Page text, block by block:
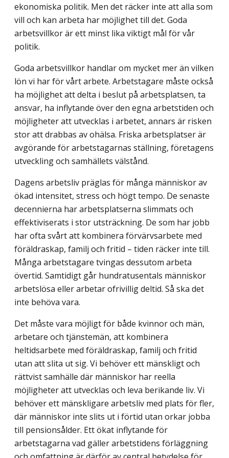
ekonomiska politik. Men det räcker inte att alla som
vill och kan arbeta har möjlighet till det. Goda
arbetsvillkor är ett minst lika viktigt mål för vår
politik.
Goda arbetsvillkor handlar om mycket mer än vilken
lön vi har för vårt arbete. Arbetstagare måste också
ha möjlighet att delta i beslut på arbetsplatsen, ta
ansvar, ha inflytande över den egna arbetstiden och
möjligheter att utvecklas i arbetet, annars är risken
stor att drabbas av ohälsa. Friska arbetsplatser är
avgörande för arbetstagarnas ställning, företagens
utveckling och samhällets välstånd.
Dagens arbetsliv präglas för många människor av
ökad intensitet, stress och högt tempo. De senaste
decennierna har arbetsplatserna slimmats och
effektiviserats i stor utsträckning. De som har jobb
har ofta svårt att kombinera förvärvsarbete med
föräldraskap, familj och fritid – tiden räcker inte till.
Många arbetstagare tvingas dessutom arbeta
övertid. Samtidigt går hundratusentals människor
arbetslösa eller arbetar ofrivillig deltid. Så ska det
inte behöva vara.
Det måste vara möjligt för både kvinnor och män,
arbetare och tjänstemän, att kombinera
heltidsarbete med föräldraskap, familj och fritid
utan att slita ut sig. Vi behöver ett mänskligt och
rättvist samhälle där människor har reella
möjligheter att utvecklas och leva berikande liv. Vi
behöver ett mänskligare arbetsliv med plats för fler,
där människor inte slits ut i förtid utan orkar jobba
till pensionsålder. Ett ökat inflytande för
arbetstagarna vad gäller arbetstidens förläggning